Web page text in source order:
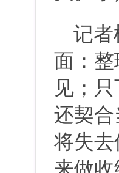
记者
面：
见；
还契
将失去